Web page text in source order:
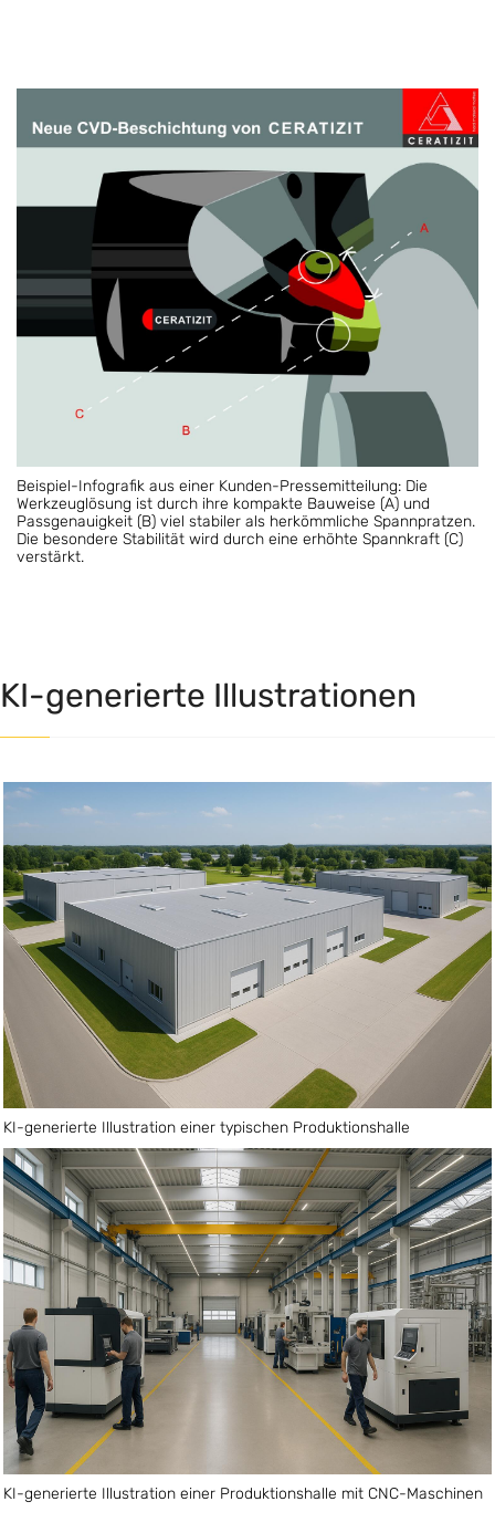
Beispiel-Infografik aus einer Kunden-Pressemitteilung: Die
Werkzeuglösung ist durch ihre kompakte Bauweise (A) und
Passgenauigkeit (B) viel stabiler als herkömmliche Spannpratzen.
Die besondere Stabilität wird durch eine erhöhte Spannkraft (C)
verstärkt.
KI-generierte Illustrationen
KI-generierte Illustration einer typischen Produktionshalle
KI-generierte Illustration einer Produktionshalle mit CNC-Maschinen